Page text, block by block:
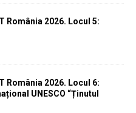
România 2026. Locul 5:
România 2026. Locul 6:
UNESCO “Ținutul